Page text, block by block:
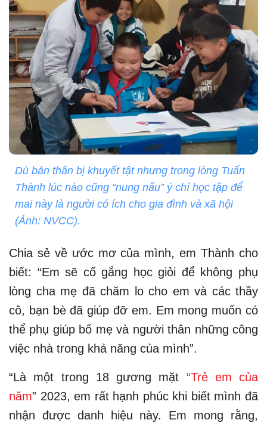
Dù bản thân bị khuyết tật nhưng trong lòng Tuấn
Thành lúc nào cũng “nung nấu” ý chí học tập để
mai này là người có ích cho gia đình và xã hội
(Ảnh: NVCC).
Chia sẻ về ước mơ của mình, em Thành cho
biết: “Em sẽ cố gắng học giỏi để không phụ
lòng cha mẹ đã chăm lo cho em và các thầy
cô, bạn bè đã giúp đỡ em. Em mong muốn có
thể phụ giúp bố mẹ và người thân những công
việc nhà trong khả năng của mình”.
“Là một trong 18 gương mặt “Trẻ em của
năm” 2023, em rất hạnh phúc khi biết mình đã
nhận được danh hiệu này. Em mong rằng,